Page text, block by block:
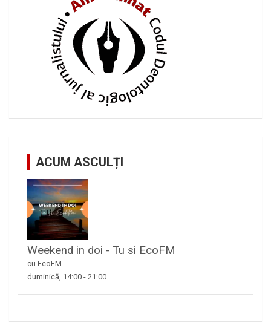
ACUM ASCULȚI
Weekend in doi - Tu si EcoFM
cu EcoFM
duminică, 14:00 - 21:00